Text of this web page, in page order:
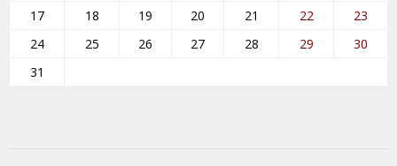
17
18 19 20 21 22
23
24
25 26 27 28 29
30
31